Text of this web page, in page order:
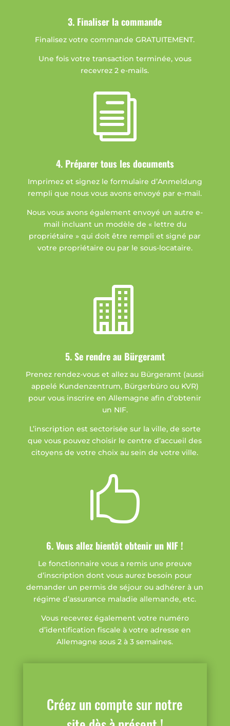
3. Finaliser la commande
Finalisez votre commande GRATUITEMENT.
Une fois votre transaction terminée, vous
recevrez 2 e-mails.
i
4. Préparer tous les documents
Imprimez et signez le formulaire d’Anmeldung
rempli que nous vous avons envoyé par e-mail.
Nous vous avons également envoyé un autre e-
mail incluant un modèle de « lettre du
propriétaire » qui doit être rempli et signé par
votre propriétaire ou par le sous-locataire.

5. Se rendre au Bürgeramt
Prenez rendez-vous et allez au Bürgeramt (aussi
appelé Kundenzentrum, Bürgerbüro ou KVR)
pour vous inscrire en Allemagne afin d’obtenir
un NIF.
L’inscription est sectorisée sur la ville, de sorte
que vous pouvez choisir le centre d’accueil des
citoyens de votre choix au sein de votre ville.

6. Vous allez bientôt obtenir un NIF !
Le fonctionnaire vous a remis une preuve
d’inscription dont vous aurez besoin pour
demander un permis de séjour ou adhérer à un
régime d’assurance maladie allemande, etc.
Vous recevrez également votre numéro
d’identification fiscale à votre adresse en
Allemagne sous 2 à 3 semaines.
Créez un compte sur notre